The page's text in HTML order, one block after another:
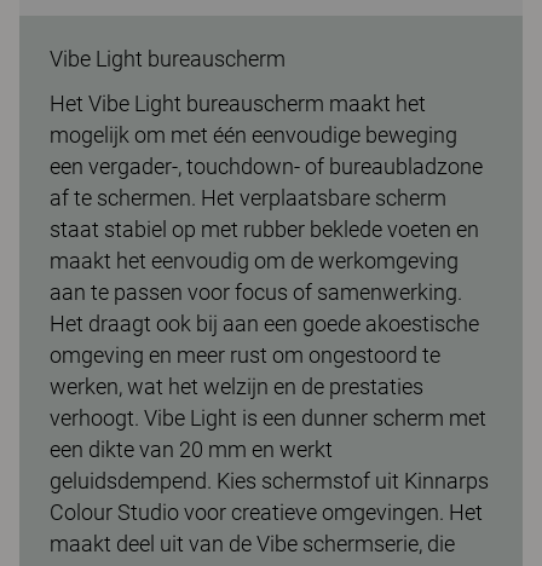
Vibe Light bureauscherm
Het Vibe Light bureauscherm maakt het
mogelijk om met één eenvoudige beweging
een vergader-, touchdown- of bureaubladzone
af te schermen. Het verplaatsbare scherm
staat stabiel op met rubber beklede voeten en
maakt het eenvoudig om de werkomgeving
aan te passen voor focus of samenwerking.
Het draagt ook bij aan een goede akoestische
omgeving en meer rust om ongestoord te
werken, wat het welzijn en de prestaties
verhoogt. Vibe Light is een dunner scherm met
een dikte van 20 mm en werkt
geluidsdempend. Kies schermstof uit Kinnarps
Colour Studio voor creatieve omgevingen. Het
maakt deel uit van de Vibe schermserie, die